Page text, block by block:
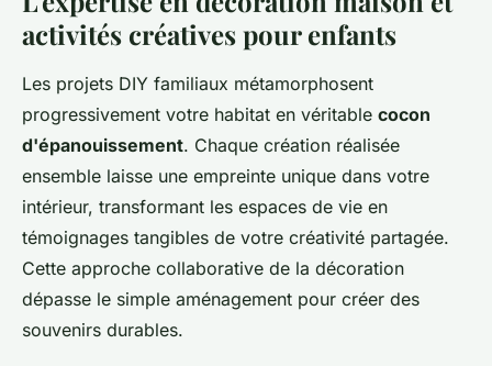
activités créatives pour enfants
Les projets DIY familiaux métamorphosent
progressivement votre habitat en véritable cocon
d'épanouissement. Chaque création réalisée
ensemble laisse une empreinte unique dans votre
intérieur, transformant les espaces de vie en
témoignages tangibles de votre créativité partagée.
Cette approche collaborative de la décoration
dépasse le simple aménagement pour créer des
souvenirs durables.